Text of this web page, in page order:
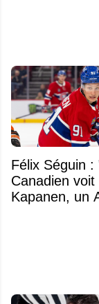
Félix Séguin :
Canadien
Kapanen, un